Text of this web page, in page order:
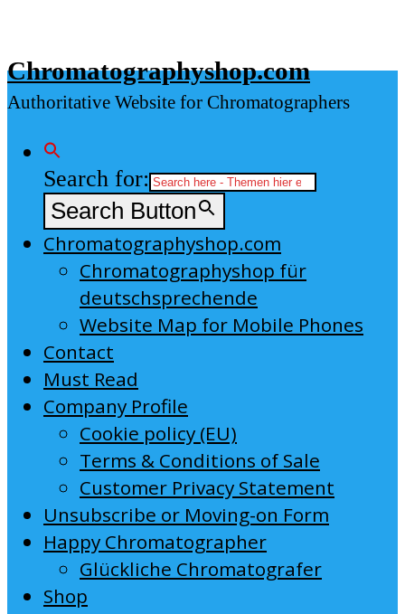
content
Chromatographyshop.com
Authoritative Website for Chromatographers
Search for:
Search Button
Chromatographyshop.com
Chromatographyshop für
deutschsprechende
Website Map for Mobile Phones
Contact
Must Read
Company Profile
Cookie policy (EU)
Terms & Conditions of Sale
Customer Privacy Statement
Unsubscribe or Moving-on Form
Happy Chromatographer
Glückliche Chromatografer
Shop